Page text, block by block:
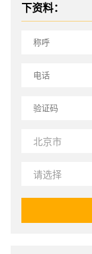
下资料：